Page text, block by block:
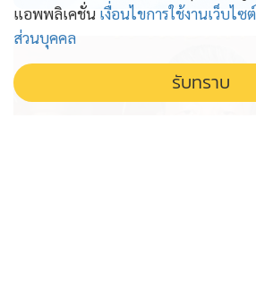
แอพพลิเคชั่น เงื่อนไขการใช้งานเว็บไซต์
ส่วนบุคคล
รับทราบ